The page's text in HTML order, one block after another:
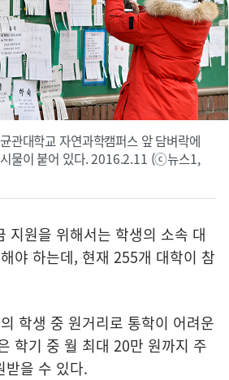
관대학교 자연과학캠퍼스 앞 담벼락에
물이 붙어 있다. 2016.2.11 (ⓒ뉴스1,
지원을 위해서는 학생의 소속 대
야 하는데, 현재 255개 대학이 참
학생 중 원거리로 통학이 어려운
학기 중 월 최대 20만 원까지 주
받을 수 있다.